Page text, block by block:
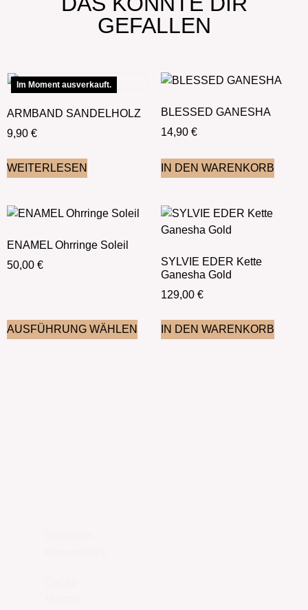
GEFALLEN
Im Moment ausverkauft.
ARMBAND SANDELHOLZ
9,90 €
WEITERLESEN
BLESSED GANESHA
14,90 €
IN DEN WARENKORB
ENAMEL Ohrringe Soleil
50,00 €
AUSFÜHRUNG WÄHLEN
SYLVIE EDER Kette
Ganesha Gold
129,00 €
IN DEN WARENKORB